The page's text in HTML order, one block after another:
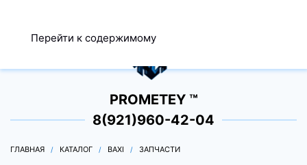
Перейти к содержимому
0
PROMETEY ™
8(921)960-42-04
ГЛАВНАЯ КАТАЛОГ BAXI ЗАПЧАСТИ